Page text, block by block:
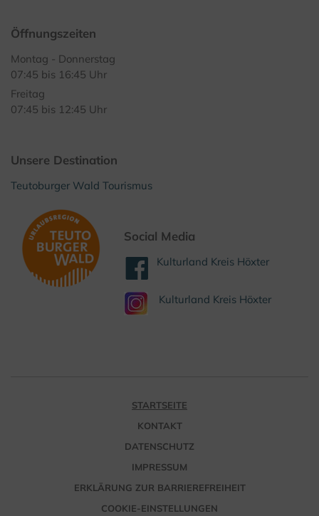
Öffnungszeiten
Montag - Donnerstag
07:45 bis 16:45 Uhr
Freitag
07:45 bis 12:45 Uhr
Unsere Destination
Teutoburger Wald Tourismus
Social Media
Kulturland Kreis Höxter
Kulturland Kreis Höxter
STARTSEITE
KONTAKT
DATENSCHUTZ
IMPRESSUM
ERKLÄRUNG ZUR BARRIEREFREIHEIT
COOKIE-EINSTELLUNGEN